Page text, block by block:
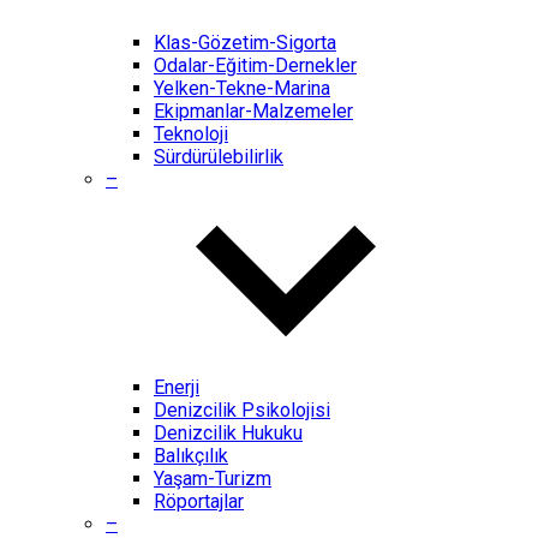
Klas-Gözetim-Sigorta
Odalar-Eğitim-Dernekler
Yelken-Tekne-Marina
Ekipmanlar-Malzemeler
Teknoloji
Sürdürülebilirlik
–
Enerji
Denizcilik Psikolojisi
Denizcilik Hukuku
Balıkçılık
Yaşam-Turizm
Röportajlar
–